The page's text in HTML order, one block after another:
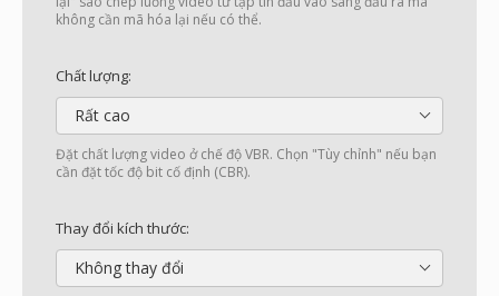
không cần mã hóa lại nếu có thể.
Chất lượng:
Rất cao
Đặt chất lượng video ở chế độ VBR. Chọn "Tùy chỉnh" nếu bạn
cần đặt tốc độ bit cố định (CBR).
Thay đổi kích thước:
Không thay đổi